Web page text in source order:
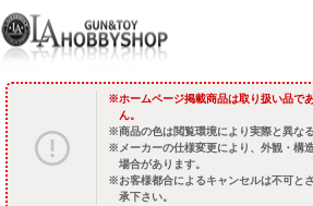
ホームページ掲載商品は取り扱い品で
ん。
商品の色は閲覧環境により実際と異な
メーカーの仕様変更により、外観・構
場合があります。
お客様都合によるキャンセルは不可と
承下さい。